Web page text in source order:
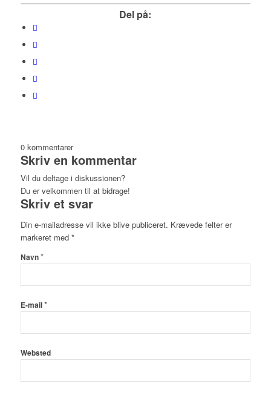
Del på:
0 kommentarer
Skriv en kommentar
Vil du deltage i diskussionen?
Du er velkommen til at bidrage!
Skriv et svar
Din e-mailadresse vil ikke blive publiceret. Krævede felter er
markeret med *
Navn*
E-mail*
Websted